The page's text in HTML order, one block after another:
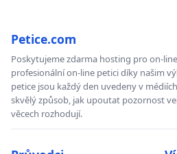
Petice.com
Poskytujeme zdarma hosting pro on-
profesionální on-line petici díky našim
petice jsou každý den uvedeny v
skvělý způsob, jak upoutat pozornost
věcech rozhodují.